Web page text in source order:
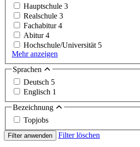
Hauptschule 3
Realschule 3
Fachabitur4
Abitur4
Hochschule/Universität 5
Mehr anzeigen
Sprachen
Deutsch 5
Englisch 1
Bezeichnung
Topjobs
Filter anwenden Filter löschen